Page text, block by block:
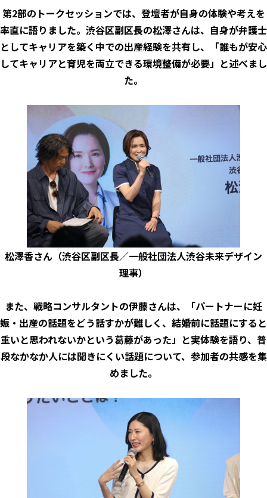
第2部のトークセッションでは、登壇者が自身の体験や考えを
率直に語りました。渋谷区副区長の松澤さんは、自身が弁護士
としてキャリアを築く中での出産経験を共有し、「誰もが安心
してキャリアと育児を両立できる環境整備が必要」と述べまし
た。
松澤香さん（渋谷区副区長／一般社団法人渋谷未来デザイン
理事）
また、戦略コンサルタントの伊藤さんは、「パートナーに妊
娠・出産の話題をどう話すかが難しく、結婚前に話題にすると
重いと思われないかという葛藤があった」と実体験を語り、普
段なかなか人には聞きにくい話題について、参加者の共感を集
めました。